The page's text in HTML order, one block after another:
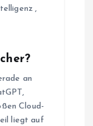
,
an
Cloud-
liegt auf